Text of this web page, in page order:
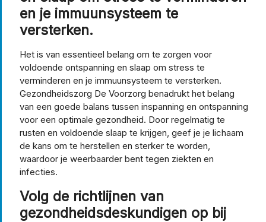
en je immuunsysteem te
versterken.
Het is van essentieel belang om te zorgen voor
voldoende ontspanning en slaap om stress te
verminderen en je immuunsysteem te versterken.
Gezondheidszorg De Voorzorg benadrukt het belang
van een goede balans tussen inspanning en ontspanning
voor een optimale gezondheid. Door regelmatig te
rusten en voldoende slaap te krijgen, geef je je lichaam
de kans om te herstellen en sterker te worden,
waardoor je weerbaarder bent tegen ziekten en
infecties.
Volg de richtlijnen van
gezondheidsdeskundigen op bij